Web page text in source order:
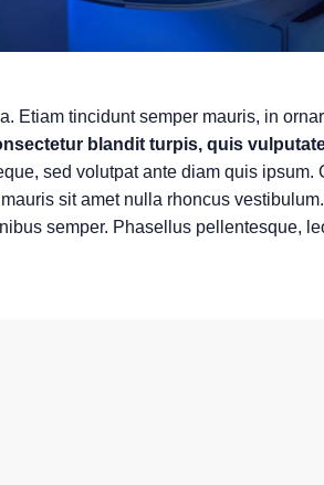
Etiam tincidunt semper mauris, in
blandit turpis, quis
sed volutpat ante diam quis ipsum.
sit amet nulla rhoncus
semper. Phasellus pellentesque,